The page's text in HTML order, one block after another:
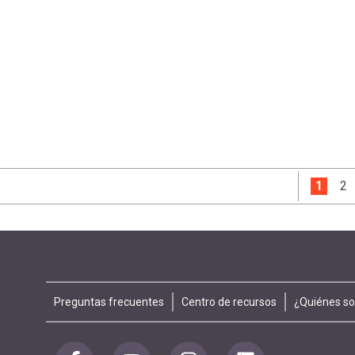
1 2
Footer
Preguntas frecuentes Centro de recursos ¿Quiénes